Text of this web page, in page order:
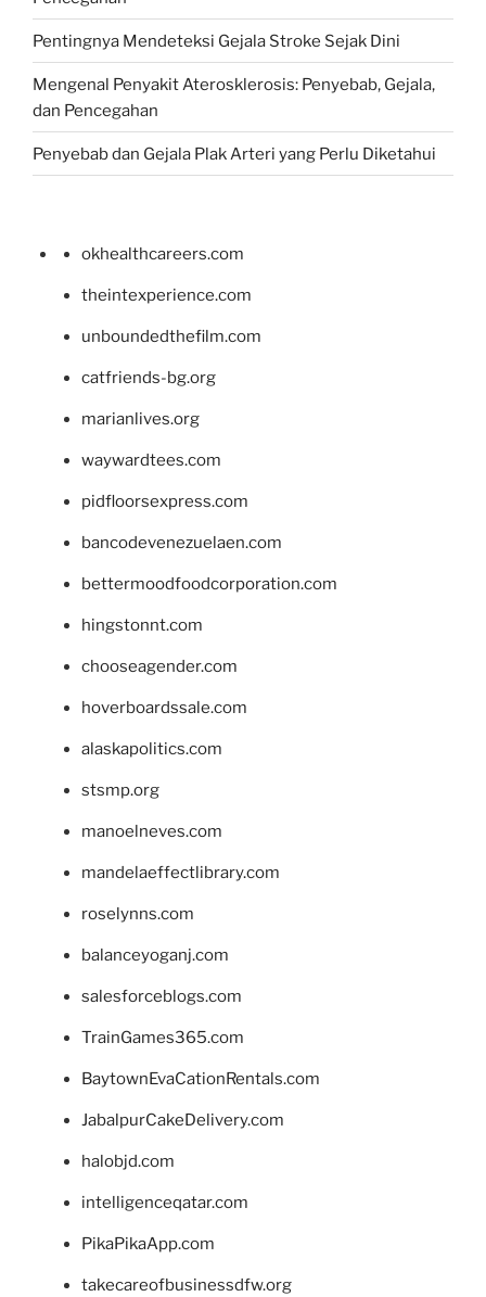
Pentingnya Mendeteksi Gejala Stroke Sejak Dini
Mengenal Penyakit Aterosklerosis: Penyebab, Gejala,
dan Pencegahan
Penyebab dan Gejala Plak Arteri yang Perlu Diketahui
okhealthcareers.com
theintexperience.com
unboundedthefilm.com
catfriends-bg.org
marianlives.org
waywardtees.com
pidfloorsexpress.com
bancodevenezuelaen.com
bettermoodfoodcorporation.com
hingstonnt.com
chooseagender.com
hoverboardssale.com
alaskapolitics.com
stsmp.org
manoelneves.com
mandelaeffectlibrary.com
roselynns.com
balanceyoganj.com
salesforceblogs.com
TrainGames365.com
BaytownEvaCationRentals.com
JabalpurCakeDelivery.com
halobjd.com
intelligenceqatar.com
PikaPikaApp.com
takecareofbusinessdfw.org